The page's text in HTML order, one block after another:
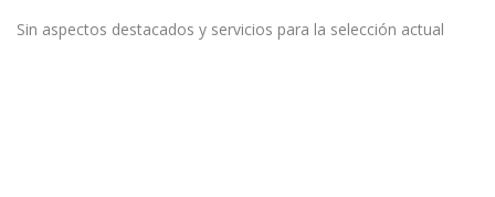
Sin aspectos destacados y servicios para la selección actual